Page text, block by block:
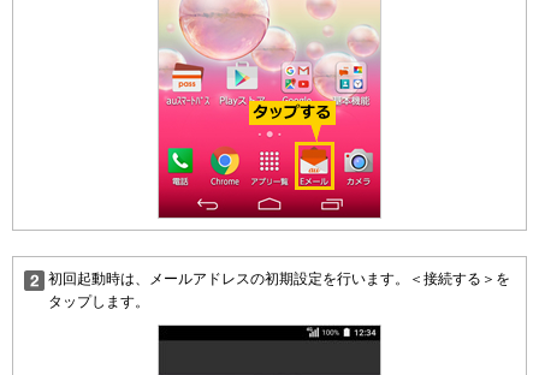
初回起動時は、メールアドレスの初期設定を行います。＜接続する＞を
タップします。